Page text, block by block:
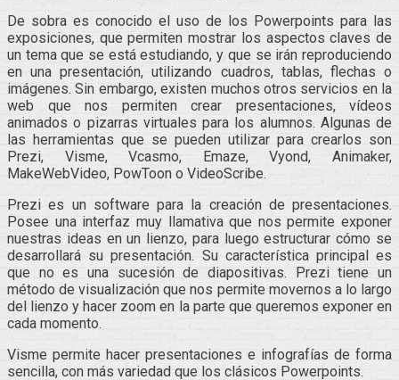
De sobra es conocido el uso de los Powerpoints para las
exposiciones, que permiten mostrar los aspectos claves de
un tema que se está estudiando, y que se irán reproduciendo
en una presentación, utilizando cuadros, tablas, flechas o
imágenes. Sin embargo, existen muchos otros servicios en la
web que nos permiten crear presentaciones, vídeos
animados o pizarras virtuales para los alumnos. Algunas de
las herramientas que se pueden utilizar para crearlos son
Prezi, Visme, Vcasmo, Emaze, Vyond, Animaker,
MakeWebVideo, PowToon o VideoScribe.
Prezi es un software para la creación de presentaciones.
Posee una interfaz muy llamativa que nos permite exponer
nuestras ideas en un lienzo, para luego estructurar cómo se
desarrollará su presentación. Su característica principal es
que no es una sucesión de diapositivas. Prezi tiene un
método de visualización que nos permite movernos a lo largo
del lienzo y hacer zoom en la parte que queremos exponer en
cada momento.
Visme permite hacer presentaciones e infografías de forma
sencilla, con más variedad que los clásicos Powerpoints.